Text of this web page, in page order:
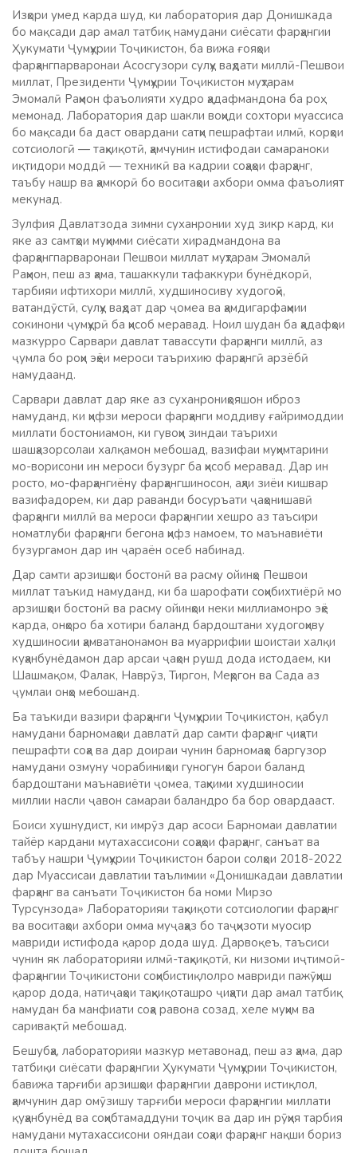
Изҳори умед карда шуд, ки лаборатория дар Донишкада
бо мақсади дар амал татбиқ намудани сиёсати фарҳангии
Ҳукумати Ҷумҳурии Тоҷикистон, ба вижа ғояҳои
фарҳангпарваронаи Асосгузори сулҳу ваҳдати миллӣ-Пешвои
миллат, Президенти Ҷумҳурии Тоҷикистон муҳтарам
Эмомалӣ Раҳмон фаъолияти худро ҳадафмандона ба роҳ
мемонад. Лаборатория дар шакли воҳиди сохтори муассиса
бо мақсади ба даст овардани сатҳи пешрафтаи илмӣ, корҳои
сотсиологӣ — таҳқиқотӣ, ҳамчунин истифодаи самараноки
иқтидори моддӣ — техникӣ ва кадрии соҳаҳои фарҳанг,
таъбу нашр ва ҳамкорӣ бо воситаҳои ахбори омма фаъолият
мекунад.
Зулфия Давлатзода зимни суханронии худ зикр кард, ки
яке аз самтҳои муҳимми сиёсати хирадмандона ва
фарҳангпарваронаи Пешвои миллат муҳтарам Эмомалӣ
Раҳмон, пеш аз ҳама, ташаккули тафаккури бунёдкорӣ,
тарбияи ифтихори миллӣ, худшиносиву худогоҳӣ,
ватандӯстӣ, сулҳу ваҳдат дар ҷомеа ва ҳамдигарфаҳмии
сокинони ҷумҳурӣ ба ҳисоб меравад. Ноил шудан ба ҳадафҳои
мазкурро Сарвари давлат тавассути фарҳанги миллӣ, аз
ҷумла бо роҳи эҳёи мероси таърихию фарҳангӣ арзёбӣ
намудаанд.
Сарвари давлат дар яке аз суханрониҳояшон иброз
намуданд, ки ҳифзи мероси фарҳанги моддиву ғайримоддии
миллати бостониамон, ки гувоҳи зиндаи таърихи
шашҳазорсолаи халқамон мебошад, вазифаи муҳимтарини
мо-ворисони ин мероси бузург ба ҳисоб меравад. Дар ин
росто, мо-фарҳангиёну фарҳангшиносон, аҳли зиёи кишвар
вазифадорем, ки дар раванди босуръати ҷаҳонишавӣ
фарҳанги миллӣ ва мероси фарҳангии хешро аз таъсири
номатлуби фарҳанги бегона ҳифз намоем, то маънавиёти
бузургамон дар ин ҷараён осеб набинад.
Дар самти арзишҳои бостонӣ ва расму ойинҳо Пешвои
миллат таъкид намуданд, ки ба шарофати соҳибихтиёрӣ мо
арзишҳои бостонӣ ва расму ойинҳои неки миллиамонро эҳё
карда, онҳоро ба хотири баланд бардоштани худогоҳиву
худшиносии ҳамватанонамон ва муаррифии шоистаи халқи
куҳанбунёдамон дар арсаи ҷаҳон рушд дода истодаем, ки
Шашмақом, Фалак, Наврӯз, Тиргон, Меҳргон ва Сада аз
ҷумлаи онҳо мебошанд.
Ба таъкиди вазири фарҳанги Ҷумҳурии Тоҷикистон, қабул
намудани барномаҳои давлатӣ дар самти фарҳанг ҷиҳати
пешрафти соҳа ва дар доираи чунин барномаҳо баргузор
намудани озмуну чорабиниҳои гуногун барои баланд
бардоштани маънавиёти ҷомеа, таҳкими худшиносии
миллии насли ҷавон самараи баландро ба бор овардааст.
Боиси хушнудист, ки имрӯз дар асоси Барномаи давлатии
тайёр кардани мутахассисони соҳаҳои фарҳанг, санъат ва
табъу нашри Ҷумҳурии Тоҷикистон барои солҳои 2018-2022
дар Муассисаи давлатии таълимии «Донишкадаи давлатии
фарҳанг ва санъати Тоҷикистон ба номи Мирзо
Турсунзода» Лабораторияи таҳқиқоти сотсиологии фарҳанг
ва воситаҳои ахбори омма муҷаҳҳаз бо таҷҳизоти муосир
мавриди истифода қарор дода шуд. Дарвоқеъ, таъсиси
чунин як лабораторияи илмӣ-таҳқиқотӣ, ки низоми иҷтимоӣ-
фарҳангии Тоҷикистони соҳибистиқлолро мавриди пажӯҳиш
қарор дода, натиҷаҳои таҳқиқоташро ҷиҳати дар амал татбиқ
намудан ба манфиати соҳа равона созад, хеле муҳим ва
саривақтӣ мебошад.
Бешубҳа, лабораторияи мазкур метавонад, пеш аз ҳама, дар
татбиқи сиёсати фарҳангии Ҳукумати Ҷумҳурии Тоҷикистон,
бавижа тарғиби арзишҳои фарҳангии даврони истиқлол,
ҳамчунин дар омӯзишу тарғиби мероси фарҳангии миллати
қуҳанбунёд ва соҳибтамаддуни тоҷик ва дар ин рӯҳия тарбия
намудани мутахассисони ояндаи соҳаи фарҳанг нақши бориз